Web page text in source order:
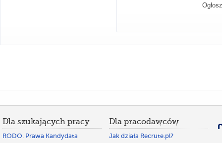
Dla szukających pracy
RODO. Prawa Kandydata
Dla pracodawców
Jak działa Recrute.pl?